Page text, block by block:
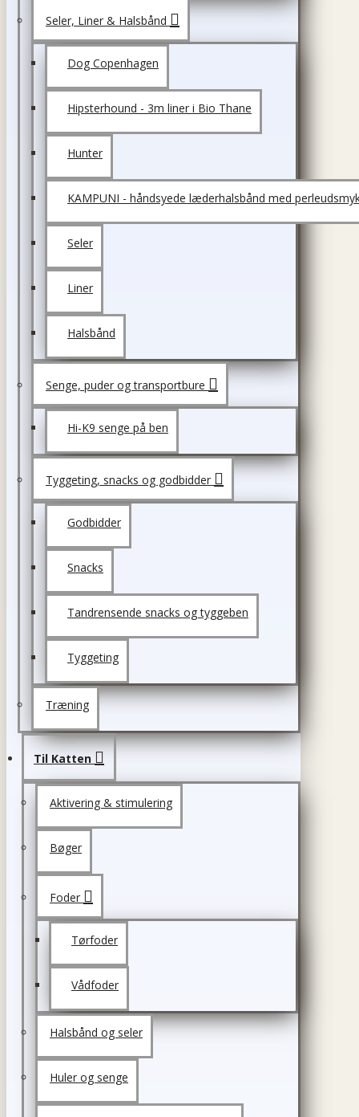
Seler, Liner & Halsbånd
Dog Copenhagen
Hipsterhound - 3m liner i Bio Thane
Hunter
KAMPUNI - håndsyede læderhalsbånd med
Seler
Liner
Halsbånd
Senge, puder og transportbure
Hi-K9 senge på ben
Tyggeting, snacks og godbidder
Godbidder
Snacks
Tandrensende snacks og tyggeben
Tyggeting
Træning
Til Katten
Aktivering & stimulering
Bøger
Foder
Tørfoder
Vådfoder
Halsbånd og seler
Huler og senge